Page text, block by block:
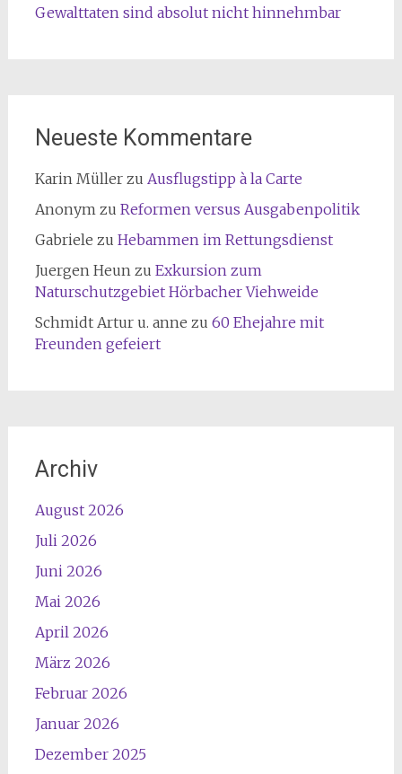
Gewalttaten sind absolut nicht hinnehmbar
Neueste Kommentare
Karin Müllerzu Ausflugstipp à la Carte
Anonym zu Reformen versus Ausgabenpolitik
Gabriele zu Hebammen im Rettungsdienst
Juergen Heun zu Exkursion zum
Naturschutzgebiet Hörbacher Viehweide
Schmidt Artur u. anne zu 60 Ehejahre mit
Freunden gefeiert
Archiv
August 2026
Juli 2026
Juni 2026
Mai 2026
April 2026
März 2026
Februar 2026
Januar 2026
Dezember 2025